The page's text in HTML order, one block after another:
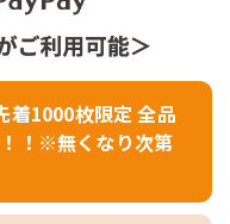
着1000枚限定 全品
！※無くなり次第